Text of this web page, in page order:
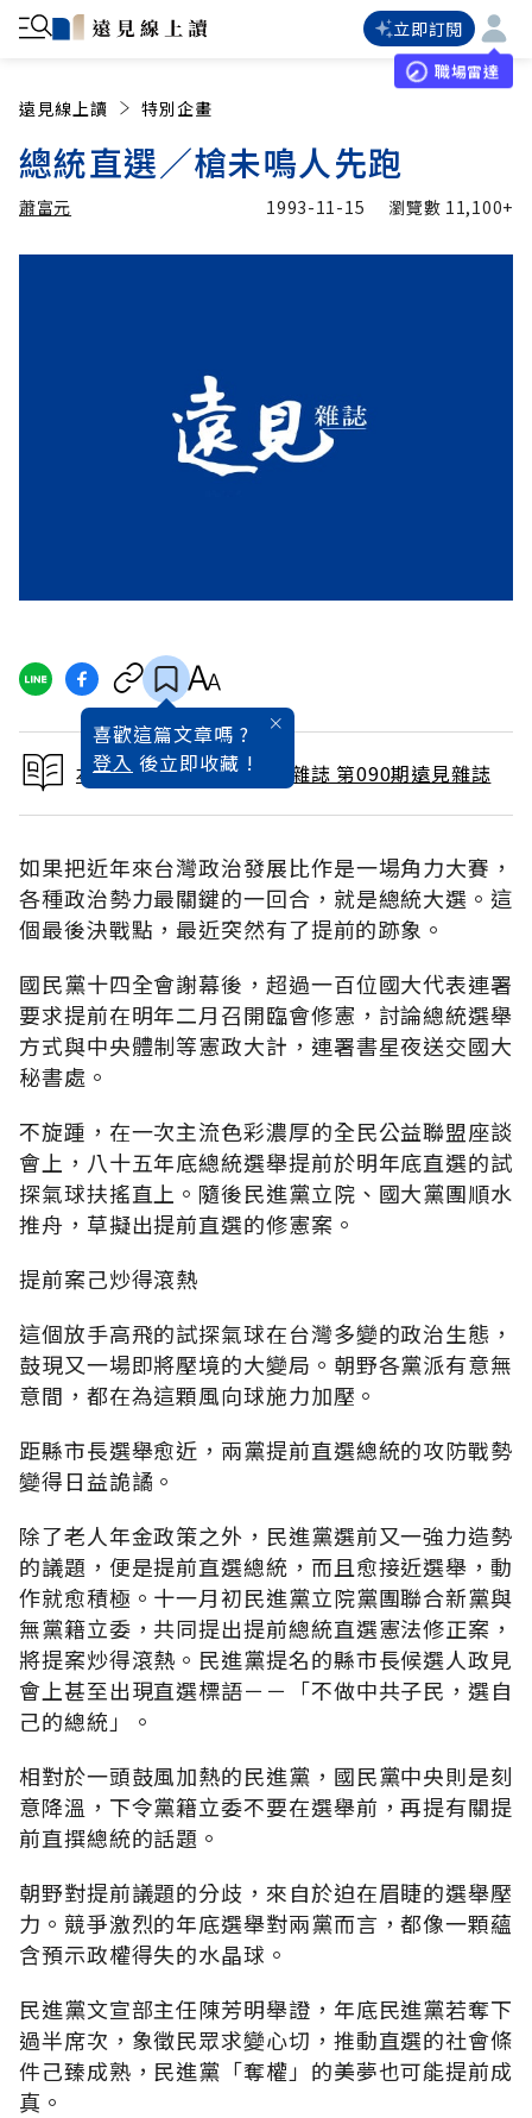
立即訂閱
職場雷達
遠見線上讀 特別企畫
總統直選／槍未鳴人先跑
蕭富元 1993-11-15 瀏覽數 11,100+
喜歡這篇文章嗎 ?
登入 後立即收藏 !
本文出自 1993 / 12月號雜誌 第090期遠見雜誌
如果把近年來台灣政治發展比作是一場角力大賽，
各種政治勢力最關鍵的一回合，就是總統大選。這
個最後決戰點，最近突然有了提前的跡象。
國民黨十四全會謝幕後，超過一百位國大代表連署
要求提前在明年二月召開臨會修憲，討論總統選舉
方式與中央體制等憲政大計，連署書星夜送交國大
秘書處。
不旋踵，在一次主流色彩濃厚的全民公益聯盟座談
會上，八十五年底總統選舉提前於明年底直選的試
探氣球扶搖直上。隨後民進黨立院、國大黨團順水
推舟，草擬出提前直選的修憲案。
提前案己炒得滾熱
這個放手高飛的試探氣球在台灣多變的政治生態，
鼓現又一場即將壓境的大變局。朝野各黨派有意無
意間，都在為這顆風向球施力加壓。
距縣市長選舉愈近，兩黨提前直選總統的攻防戰勢
變得日益詭譎。
除了老人年金政策之外，民進黨選前又一強力造勢
的議題，便是提前直選總統，而且愈接近選舉，動
作就愈積極。十一月初民進黨立院黨團聯合新黨與
無黨籍立委，共同提出提前總統直選憲法修正案，
將提案炒得滾熱。民進黨提名的縣市長候選人政見
會上甚至出現直選標語－－「不做中共子民，選自
己的總統」。
相對於一頭鼓風加熱的民進黨，國民黨中央則是刻
意降溫，下令黨籍立委不要在選舉前，再提有關提
前直撰總統的話題。
朝野對提前議題的分歧，來自於迫在眉睫的選舉壓
力。競爭激烈的年底選舉對兩黨而言，都像一顆蘊
含預示政權得失的水晶球。
民進黨文宣部主任陳芳明舉證，年底民進黨若奪下
過半席次，象徵民眾求變心切，推動直選的社會條
件己臻成熟，民進黨「奪權」的美夢也可能提前成
真。